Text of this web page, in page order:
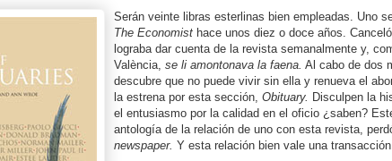
Serán veinte libras esterlinas bien empleadas. Uno
The Economist hace unos diez o doce años.
lograba dar cuenta de la revista semanalmente y,
València, se li amontonava la faena. Al cabo de dos
descubre que no puede vivir sin ella y renueva el
la estrena por esta sección, Obituary. Disculpen la
el entusiasmo por la calidad en el oficio ¿saben?
antología de la relación de uno con esta revista,
newspaper. Y esta relación bien vale una